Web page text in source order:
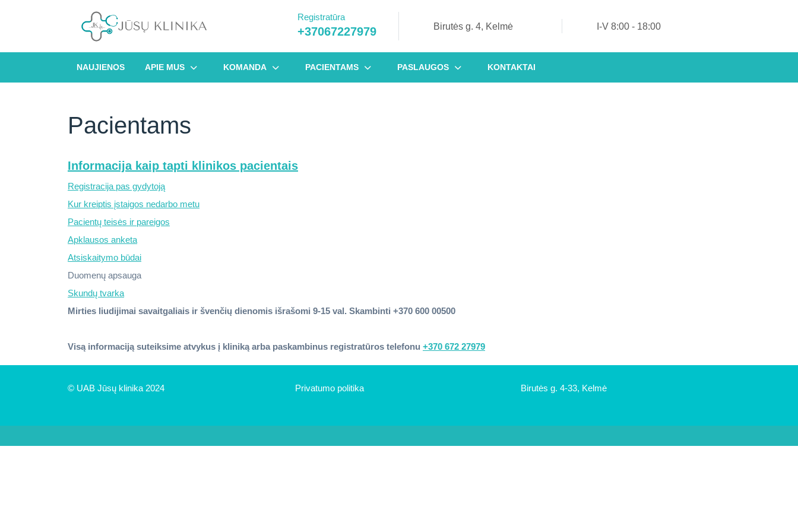
Registratūra
+37067227979+37067227979Birutės g. 4, KelmėBirutės
I-V 8:00 - 18:00
NAUJIENOS APIE MUS KOMANDA PACIENTAMS PASLAUGOS KONTAKTAI
Pacientams
Informacija kaip tapti klinikos pacientais
Registracija pas gydytoją
Kur kreiptis įstaigos nedarbo metu
Pacientų teisės ir pareigos
Apklausos anketa
Atsiskaitymo būdai
Duomenų apsauga
Skundų tvarka
Mirties liudijimai savaitgaliais ir švenčių dienomis išrašomi 9-15 val. Skambinti +370 600 00500
Visą informaciją suteiksime atvykus į kliniką arba paskambinus registratūros telefonu +370 672 27979
© UAB Jūsų klinika 2024 Privatumo politika Birutės g. 4-33, Kelmė